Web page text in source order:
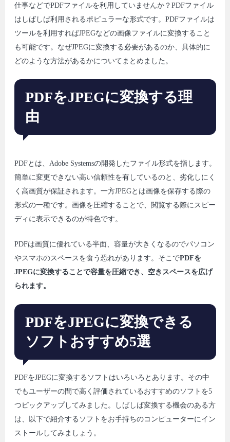
仕事などでPDFファイルを利用していませんか？PDFファイル
はしばしば利用されるポピュラーな形式です。PDFファイルは
ツールを利用すればJPEGなどの画像ファイルに変換すること
も可能です。なぜJPEGに変換する必要があるのか、具体的に
どのような方法があるかについてまとめました。
PDFをJPEGに変換する理
由
PDFとは、Adobe Systemsの開発したファイル形式を指します。
簡単に変更できない高い信頼性を有しているのと、劣化しにく
く高画質が保証されます。一方JPEGとは画像を保存する際の
形式の一種です。画像を圧縮することで、閲覧する際にスピー
ディに表示できるのが特色です。
PDFは画質に優れている半面、容量が大きくなるのでパソコン
やスマホのスペースを食う恐れがあります。そこでPDFを
JPEGに変換することで容量を圧縮でき、空きスペースを広げ
られます。
PDFをJPEGに変換できる
ソフトおすすめ5選
PDFをJPEGに変換するソフトはいろいろとあります。その中
でもユーザーの間で高く評価されているおすすめのソフトを5
つピックアップしてみました。しばしば変換する機会のある方
は、以下で紹介するソフトをお手持ちのコンピューターにイン
ストールしてみましょう。